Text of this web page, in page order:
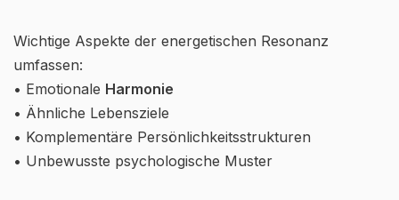
Wichtige Aspekte der energetischen Resonanz
umfassen:
• Emotionale Harmonie
• Ähnliche Lebensziele
• Komplementäre Persönlichkeitsstrukturen
• Unbewusste psychologische Muster